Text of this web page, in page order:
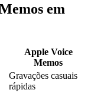
em
Apple Voice
Memos
Gravações casuais
rápidas